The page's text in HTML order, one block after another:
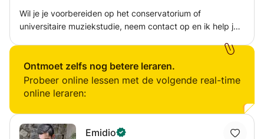
Wil je je voorbereiden op het conservatorium of
universitaire muziekstudie, neem contact op en ik help je
muzikale vormen en geschiedenis kan daar heel veel in
toevoegen. Met enkele lessen valt er al veel meer te
beleven! Mijn naam is Philip. Ik werk als musicoloog en
en orgel) en Muziekwetenschappen universiteit Utrecht en
Amsterdam.
Ontmoet zelfs nog betere leraren.
Probeer online lessen met de volgende real-time
online leraren:
Emidio